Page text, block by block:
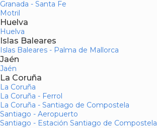
Granada - Santa Fe
Motril
Huelva
Huelva
Islas Baleares
Islas Baleares - Palma de Mallorca
Jaén
Jaén
La Coruña
La Coruña
La Coruña - Ferrol
La Coruña - Santiago de Compostela
Santiago - Aeropuerto
Santiago - Estación Santiago de Compostela